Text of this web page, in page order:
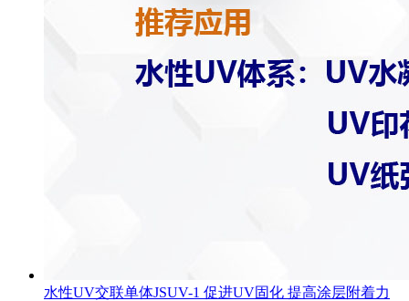
水性UV交联单体JSUV-1 促进UV固化 提高涂层附着力